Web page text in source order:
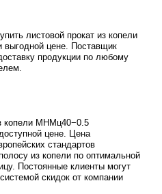
листовой прокат из копели
цене. Поставщик
продукции по любому
копели МНМц40−0.5
цене. Цена
стандартов
из копели по оптимальной
Постоянные клиенты могут
скидок от компании